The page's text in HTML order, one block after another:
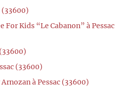
(33600)
Kids “Le Cabanon” à Pessac
(33600)
à Pessac (33600)